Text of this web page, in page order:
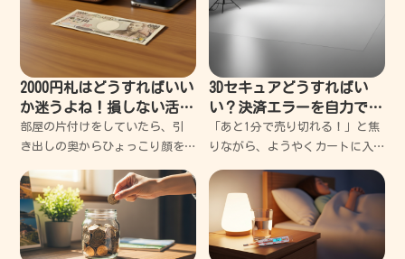
2000円札はどうすればいい
か迷うよね！損しない活用
法を失敗談から紹介
部屋の片付けをしていたら、引
き出しの奥からひょっこり顔を
なと思う反面、正直「これ、ど
うすればいいんだ？」って一瞬
フリーズしちゃうよね。僕も
昔、ラッキーだと思って財布に
3Dセキュアどうすればい
い？決済エラーを自力で突
破する超簡単解決ガイド
「あと1分で売り切れる！」と焦
りながら、ようやくカートに入
情報を入力して、さあ注文確定
だと思った瞬間に表示されたあ
の「白い画面」。 パスワードを
入力してくださいと言わ